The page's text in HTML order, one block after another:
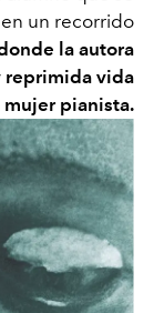
un recorrido
la autora
reprimida vida
mujerpianista.